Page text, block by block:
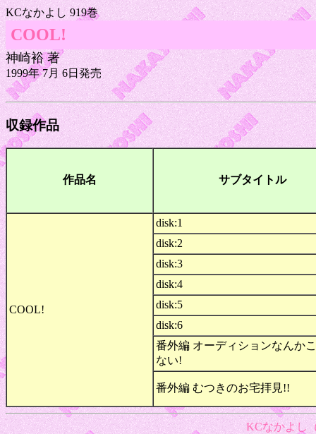
KCなかよし 919巻
COOL!
神崎裕 著
1999年 7月 6日発売
収録作品
作品名 サブタイトル
COOL!
disk:1
disk:2
disk:3
disk:4
disk:5
disk:6
番外編 オーディションなんか
ない!
番外編 むつきのお宅拝見!!
KCなかよし